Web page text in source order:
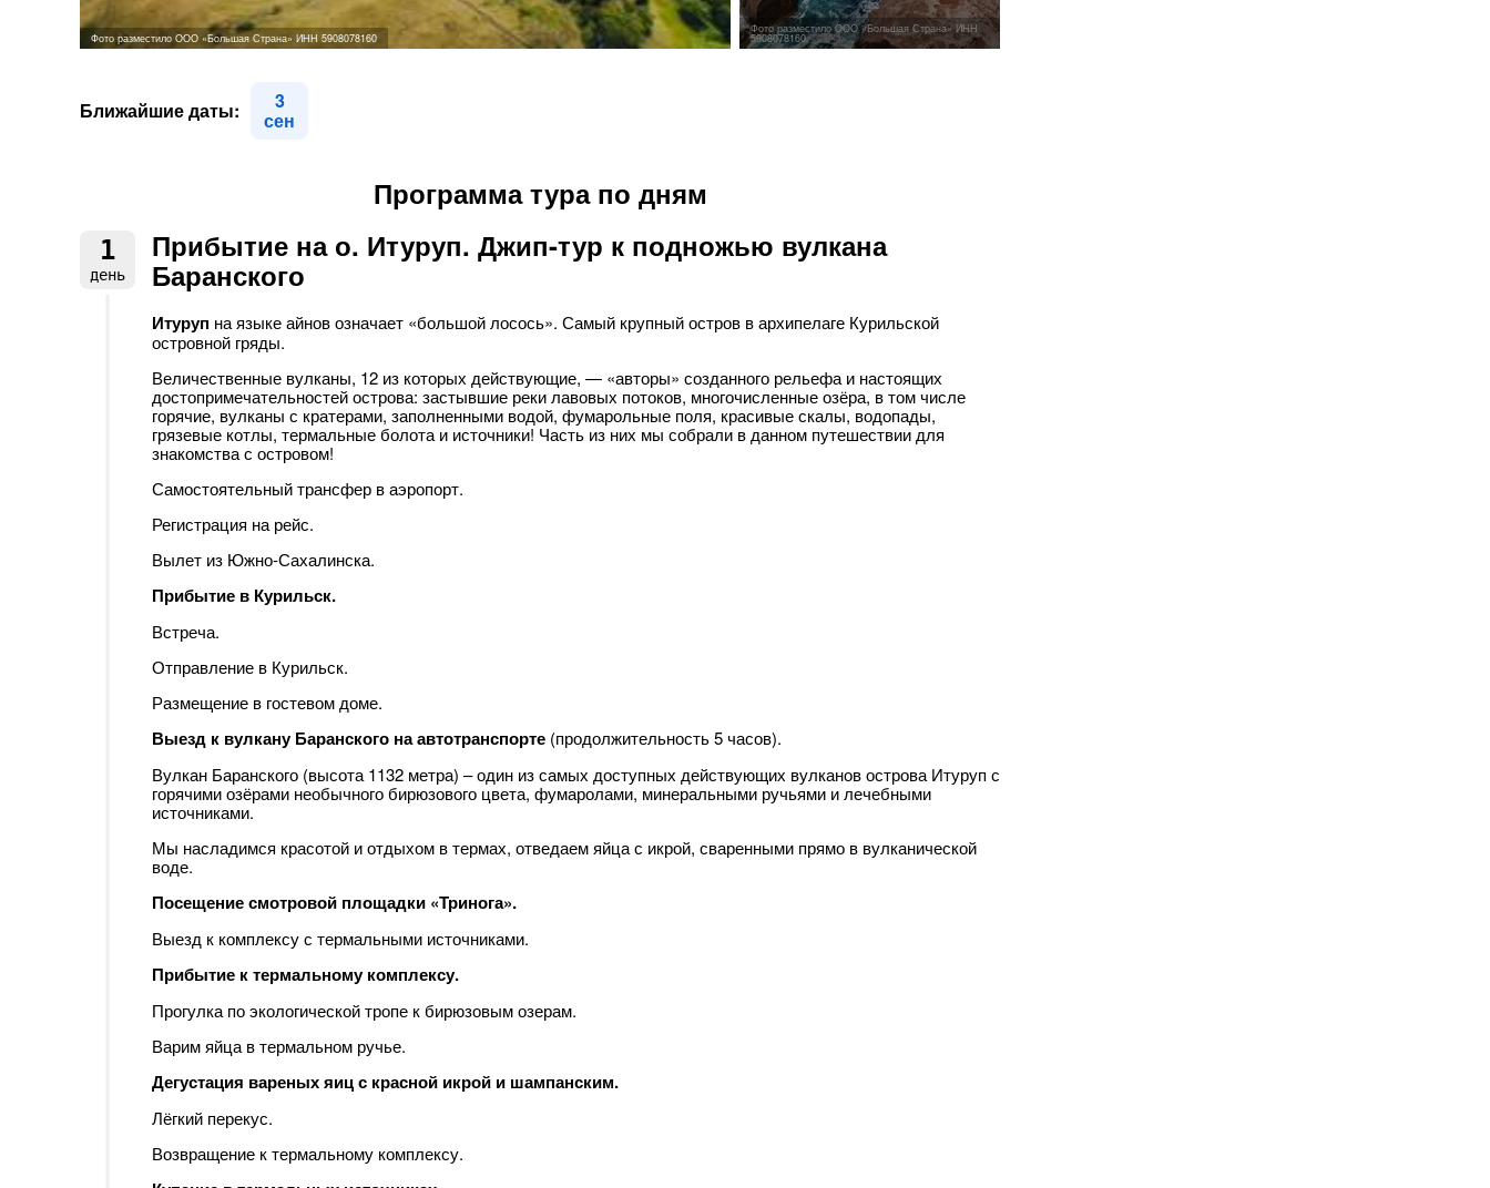
Фото разместило ООО «Большая Страна» ИНН 5908078160
Фото разместило ООО «Большая Страна» ИНН
5908078160
Ближайшие даты: 3
сен
Программа тура по дням
1
день
Прибытие на о. Итуруп. Джип-тур к подножью вулкана
Баранского
Итуруп на языке айнов означает «большой лосось». Самый крупный остров в архипелаге Курильской
островной гряды.
Величественные вулканы, 12 из которых действующие, — «авторы» созданного рельефа и настоящих
достопримечательностей острова: застывшие реки лавовых потоков, многочисленные озёра, в том числе
горячие, вулканы с кратерами, заполненными водой, фумарольные поля, красивые скалы, водопады,
грязевые котлы, термальные болота и источники! Часть из них мы собрали в данном путешествии для
знакомства с островом!
Самостоятельный трансфер в аэропорт.
Регистрация на рейс.
Вылет из Южно-Сахалинска.
Прибытие в Курильск.
Встреча.
Отправление в Курильск.
Размещение в гостевом доме.
Выезд к вулкану Баранского на автотранспорте (продолжительность 5 часов).
Вулкан Баранского (высота 1132 метра) – один из самых доступных действующих вулканов острова Итуруп с
горячими озёрами необычного бирюзового цвета, фумаролами, минеральными ручьями и лечебными
источниками.
Мы насладимся красотой и отдыхом в термах, отведаем яйца с икрой, сваренными прямо в вулканической
воде.
Посещение смотровой площадки «Тринога».
Выезд к комплексу с термальными источниками.
Прибытие к термальному комплексу.
Прогулка по экологической тропе к бирюзовым озерам.
Варим яйца в термальном ручье.
Дегустация вареных яиц с красной икрой и шампанским.
Лёгкий перекус.
Возвращение к термальному комплексу.